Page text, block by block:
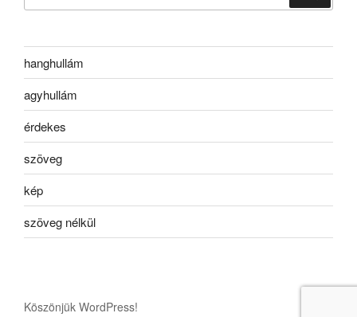
hanghullám
agyhullám
érdekes
szöveg
kép
szöveg nélkül
Köszönjük WordPress!